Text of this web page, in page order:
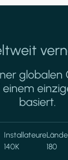
einem
basiert.
Installateure
140K
180